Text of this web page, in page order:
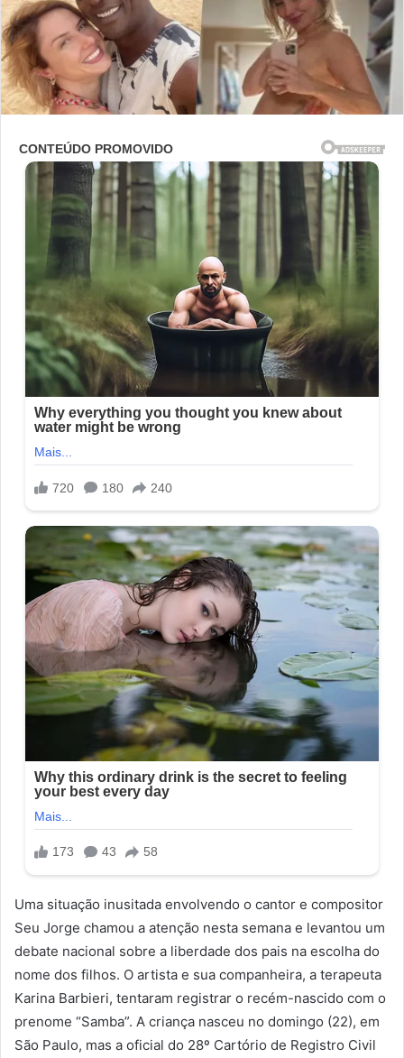
Uma situação inusitada envolvendo o cantor e compositor
Seu Jorge chamou a atenção nesta semana e levantou um
debate nacional sobre a liberdade dos pais na escolha do
nome dos filhos. O artista e sua companheira, a terapeuta
Karina Barbieri, tentaram registrar o recém-nascido com o
prenome “Samba”. A criança nasceu no domingo (22), em
São Paulo, mas a oficial do 28º Cartório de Registro Civil